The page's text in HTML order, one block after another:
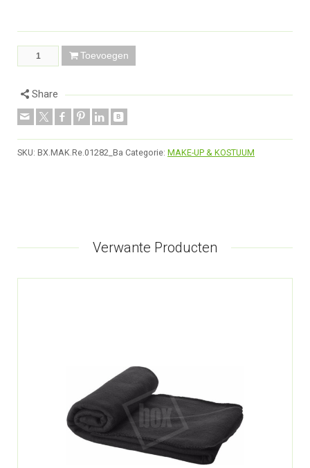
Toevoegen
Share
SKU: BX.MAK.Re.01282_Ba Categorie: MAKE-UP & KOSTUUM
Verwante Producten